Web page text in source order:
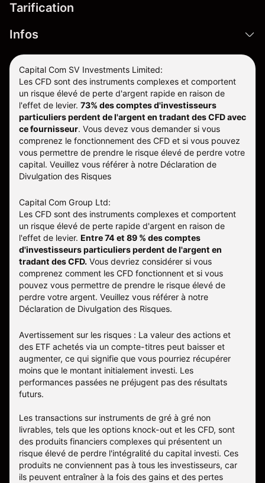
Tarification
Infos
Capital Com SV Investments Limited:
Les CFD sont des instruments complexes et comportent
un risque élevé de perte d'argent rapide en raison de
l'effet de levier. 73% des comptes d'investisseurs
particuliers perdent de l'argent en tradant des CFD avec
ce fournisseur. Vous devez vous demander si vous
comprenez le fonctionnement des CFD et si vous pouvez
vous permettre de prendre le risque élevé de perdre votre
capital. Veuillez vous référer à notre Déclaration de
Divulgation des Risques
Capital Com Group Ltd:
Les CFD sont des instruments complexes et comportent
un risque élevé de perte rapide d'argent en raison de
l'effet de levier. Entre 74 et 89 % des comptes
d'investisseurs particuliers perdent de l'argent en
tradant des CFD. Vous devriez considérer si vous
comprenez comment les CFD fonctionnent et si vous
pouvez vous permettre de prendre le risque élevé de
perdre votre argent. Veuillez vous référer à notre
Déclaration de Divulgation des Risques.
Avertissement sur les risques : La valeur des actions et
des ETF achetés via un compte-titres peut baisser et
augmenter, ce qui signifie que vous pourriez récupérer
moins que le montant initialement investi. Les
performances passées ne préjugent pas des résultats
futurs.
Les transactions sur instruments de gré à gré non
livrables, tels que les options knock-out et les CFD, sont
des produits financiers complexes qui présentent un
risque élevé de perdre l'intégralité du capital investi. Ces
produits ne conviennent pas à tous les investisseurs, car
ils peuvent entraîner à la fois des gains et des pertes